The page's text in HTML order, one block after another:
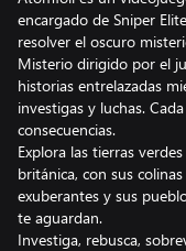
encargado de Sniper
resolver el oscuro
Misterio dirigido por el
historias entrelazadas
investigas y luchas.
consecuencias.
Explora las tierras
británica, con sus
exuberantes y sus
te aguardan.
Investiga, rebusca,